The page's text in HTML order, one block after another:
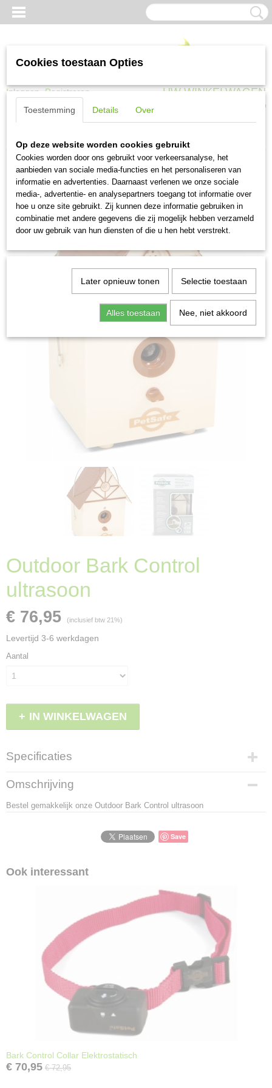
Inloggen Registreren UW WINKELWAGEN
(0)
Outdoor Bark Control
ultrasoon
€ 76,95 (inclusief btw 21%)
Levertijd 3-6 werkdagen
Aantal
IN WINKELWAGEN
Specificaties
Productcode
LBS - PBC19-11794
EAN code
Omschrijving
Bestel gemakkelijk onze Outdoor Bark Control ultrasoon
Save
Ook interessant
Bark Control Collar Elektrostatisch
€ 70,95 € 72,95
Cookies toestaan Opties
Toestemming Details Over
Op deze website worden cookies gebruikt
Cookies worden door ons gebruikt voor verkeersanalyse, het
aanbieden van sociale media-functies en het personaliseren van
informatie en advertenties. Daarnaast verlenen we onze sociale
media-, advertentie- en analysepartners toegang tot informatie over
hoe u onze site gebruikt. Zij kunnen deze informatie gebruiken in
combinatie met andere gegevens die zij mogelijk hebben verzameld
door uw gebruik van hun diensten of die u hen hebt verstrekt.
Later opnieuw tonen Selectie toestaan
Alles toestaan Nee, niet akkoord